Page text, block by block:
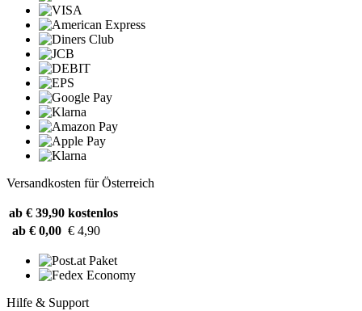
Versandkosten für Österreich
ab € 39,90 kostenlos
ab € 0,00 € 4,90
Hilfe & Support